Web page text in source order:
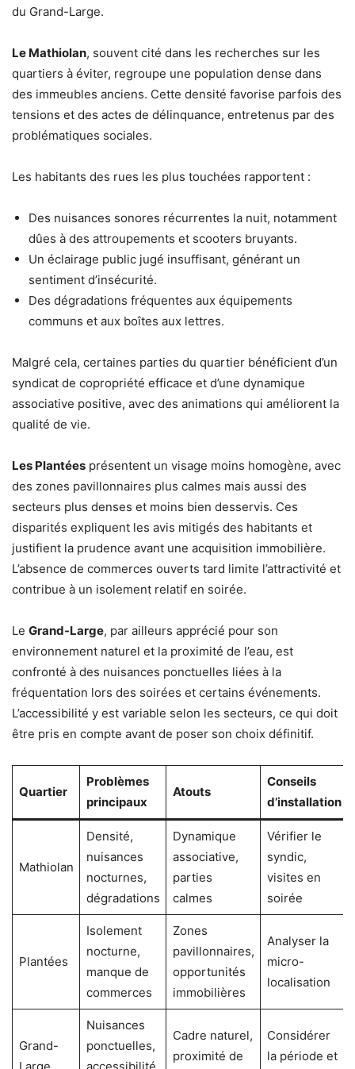
du Grand-Large.
Le Mathiolan, souvent cité dans les recherches sur les
quartiers à éviter, regroupe une population dense dans
des immeubles anciens. Cette densité favorise parfois des
tensions et des actes de délinquance, entretenus par des
problématiques sociales.
Les habitants des rues les plus touchées rapportent :
Des nuisances sonores récurrentes la nuit, notamment
dûes à des attroupements et scooters bruyants.
Un éclairage public jugé insuffisant, générant un
sentiment d’insécurité.
Des dégradations fréquentes aux équipements
communs et aux boîtes aux lettres.
Malgré cela, certaines parties du quartier bénéficient d’un
syndicat de copropriété efficace et d’une dynamique
associative positive, avec des animations qui améliorent la
qualité de vie.
Les Plantées présentent un visage moins homogène, avec
des zones pavillonnaires plus calmes mais aussi des
secteurs plus denses et moins bien desservis. Ces
disparités expliquent les avis mitigés des habitants et
justifient la prudence avant une acquisition immobilière.
L’absence de commerces ouverts tard limite l’attractivité et
contribue à un isolement relatif en soirée.
Le Grand-Large, par ailleurs apprécié pour son
environnement naturel et la proximité de l’eau, est
confronté à des nuisances ponctuelles liées à la
fréquentation lors des soirées et certains événements.
L’accessibilité y est variable selon les secteurs, ce qui doit
être pris en compte avant de poser son choix définitif.
Quartier
Problèmes
principaux
Atouts
Conseils
d’installation
Mathiolan
Densité,
nuisances
nocturnes,
dégradations
Dynamique
associative,
parties
calmes
Vérifier le
syndic,
visites en
soirée
Plantées
Isolement
nocturne,
manque de
commerces
Zones
pavillonnaires,
opportunités
immobilières
Analyser la
micro-
localisation
Grand-
Nuisances
ponctuelles,
Cadre naturel,
proximité de
Considérer
la période et